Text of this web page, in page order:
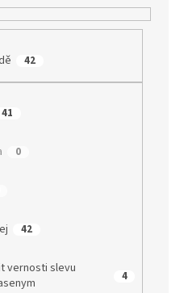
42
41
0
42
vernosti slevu
4